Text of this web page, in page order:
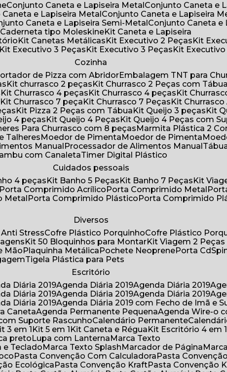
Conjunto Caneta e Lapiseira Metal
Conjunto Caneta e
Caneta e Lapiseira Metal
Conjunto Caneta e Lapiseira
Caneta e Lapiseira Semi-Metal
Conjunto Caneta
Caderneta tipo Moleskine
Kit Caneta e Lapiseira
Kit Canetas Metálicas Kit Executivo 2 Peças
Kit
Kit Executivo 3 Peças Kit Executivo 3 Peças Kit
Cozinha
Cortador de Pizza com Abridor Embalagem TNT para
Kit churrasco 2 peças Kit Churrasco 2 Peças com Tábua
Kit Churrasco 4 peças Kit Churrasco 4 peças Kit
Kit Churrasco 7 peça Kit Churrasco 7 Peças
Kit
Kit Pizza 2 Peças com Tábua Kit Queijo 3 peças Kit
4 peças Kit Queijo 4 Peças Kit Queijo 4 Peças com
Para Churrasco com 8 peças
Marmita Plástica 2
Talheres
Moedor de Pimenta Moedor de Pimenta
Manual Processador de Alimentos Manual
com Canaleta
Timer Digital Plástico
Cuidados pessoais
4 peças Kit Banho 5 Peças Kit Banho 7 Peças Kit
Porta Comprimido Acrílico Porta Comprimido Metal
Metal Porta Comprimido Plástico
Porta Comprimido
Diversos
Anti Stress Cofre Plástico Porquinho Cofre Plástico
Kit 50 Bloquinhos para Montar
Kit Viagem 2
Mão Plaquinha Metálica Pochete Neoprene Porta Cd
Tigela Plástica para Pets
Escritório
Diária 2019 Agenda Diária 2019 Agenda Diária 2019
Diária 2019 Agenda Diária 2019 Agenda Diária 2019
Diária 2019
Agenda Diária 2019 com Fecho de Imã e
Caneta
Agenda Permanente Pequena
Agenda Wire-o
Suporte Rascunho Calendário Permanente
Kit 3 em 1 Kit 5 em 1 Kit Caneta e Régua Kit Escritório 4 em 1
preto Lupa com Lanterna
Marca Texto
e Teclado
Marca Texto Splash Marcador de Página
Pasta Convenção Com Calculadora
Pasta
Ecológica Pasta Convenção Kraft Pasta Convenção